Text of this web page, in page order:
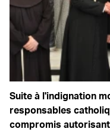
Suite à l'indignation
responsables
compromis